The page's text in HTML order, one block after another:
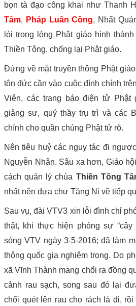
bọn tà đạo công khai như Thanh
Tâm, Pháp Luân Công, Nhất
lỏi trong lòng Phật giáo hình
Thiền Tông, chống lại Phật giáo.
Đứng về mặt truyền thông Phật
tôn đức cần vào cuộc đính chính
Viên, các trang báo điện tử Phật
giảng sư, quý thầy trụ trì và các
chính cho quần chúng Phật tử rõ.
Nên tiêu huỷ các nguỵ tác đi
Nguyễn Nhân. Sâu xa hơn, Giáo
cách quản lý chùa Thiền Tông
nhất nên đưa chư Tăng Ni về tiếp
Sau vụ, đài VTV3 xin lỗi đình chỉ
thật, khi thực hiện phóng sự “cây
sóng VTV ngày 3-5-2016; đã làm
thông quốc gia nghiêm trọng. Do
xã Vĩnh Thành mang chổi ra đồng
cảnh rau sạch, song sau đó lại
chổi quét lên rau cho rách lá đi,